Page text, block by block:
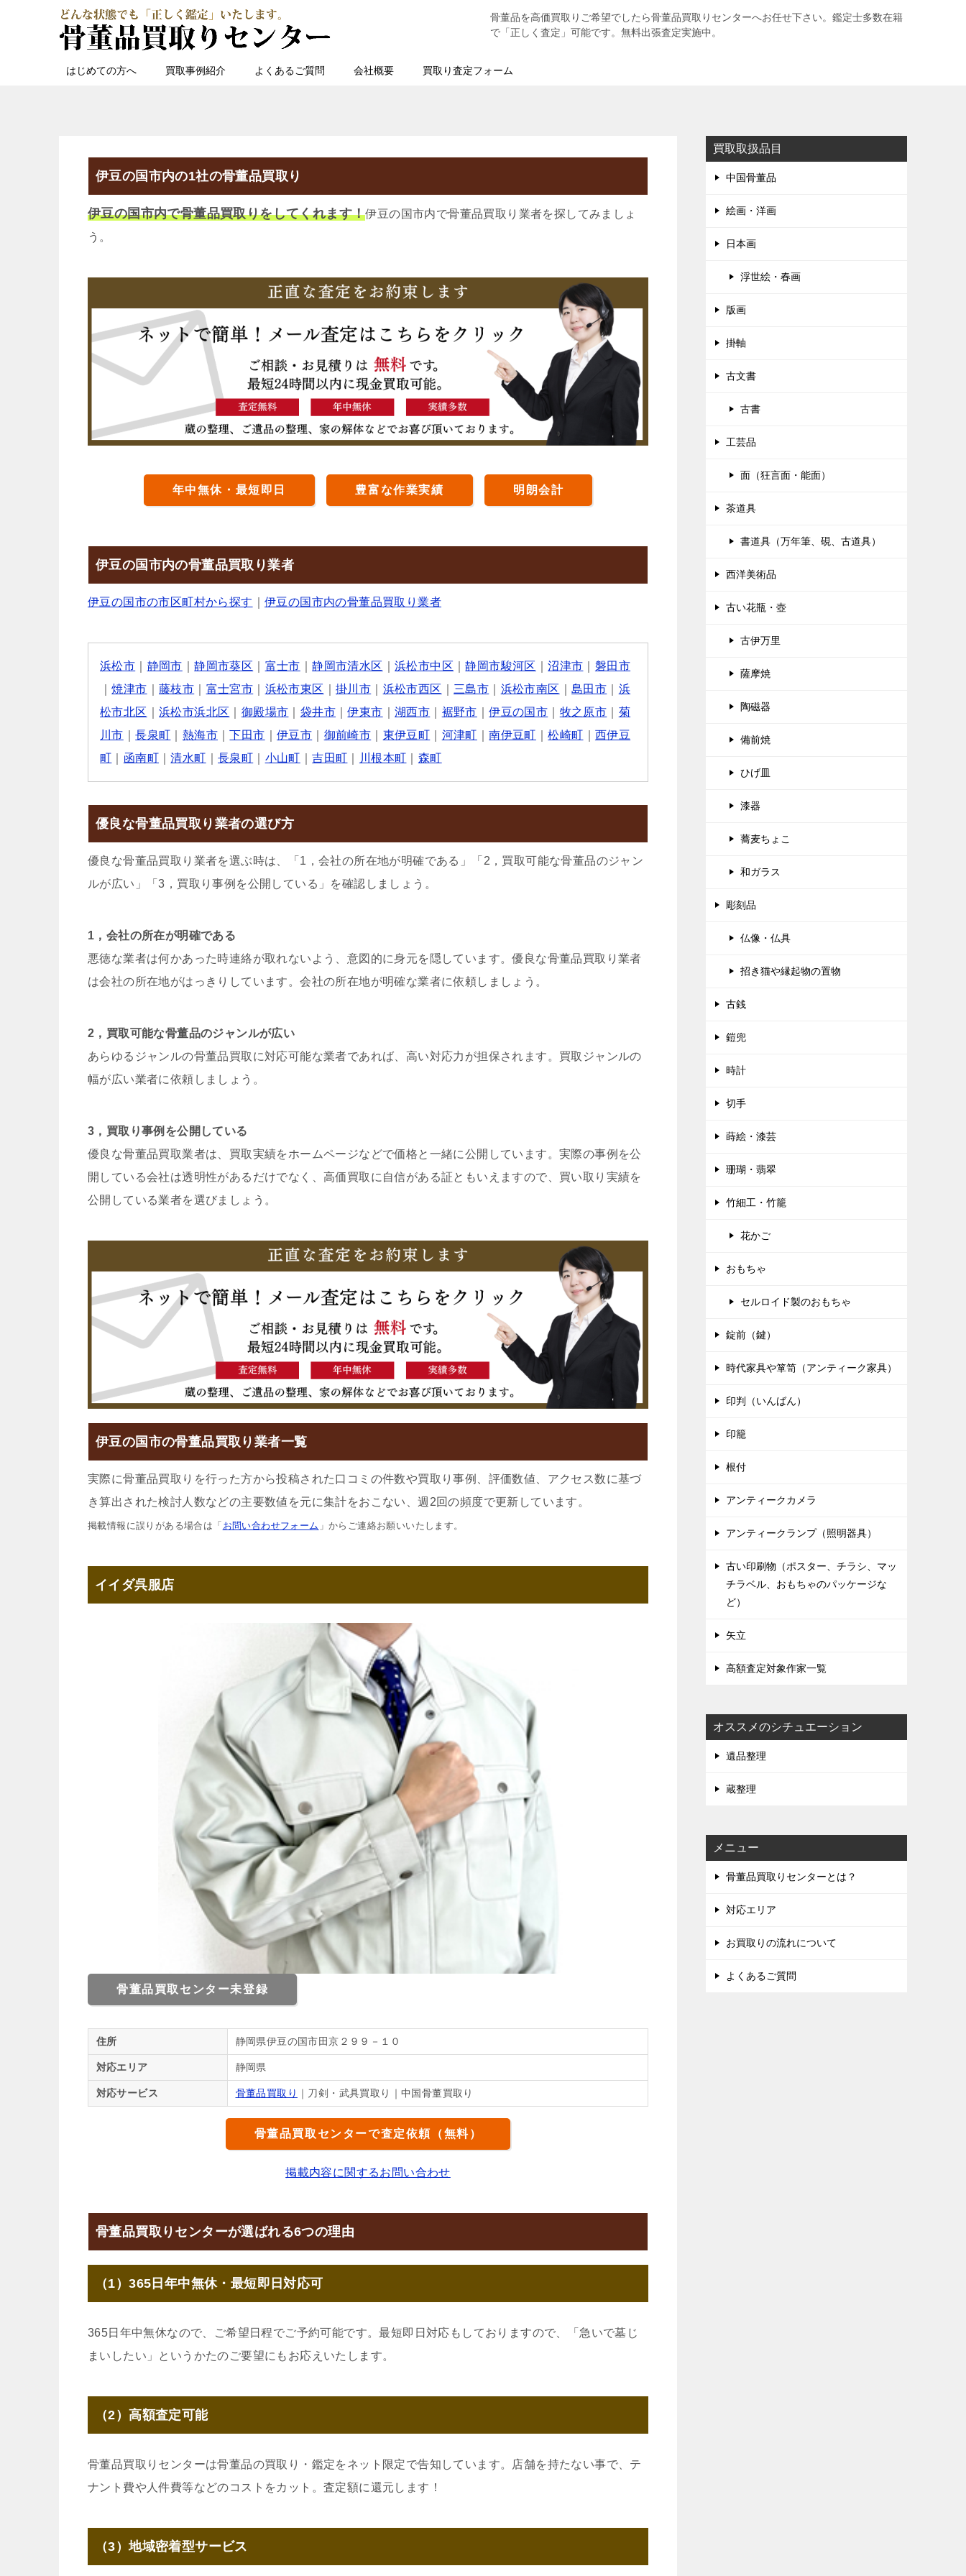
骨董品を高価買取りご希望でしたら骨董品買取りセンターへお任せ下さい。鑑定士多数在籍
で「正しく査定」可能です。無料出張査定実施中。
はじめての方へ 買取事例紹介 よくあるご質問 会社概要 買取り査定フォーム
伊豆の国市内の1社の骨董品買取り
伊豆の国市内で骨董品買取りをしてくれます！伊豆の国市内で骨董品買取り業者を探してみましょ
う。
年中無休・最短即日 豊富な作業実績 明朗会計
伊豆の国市内の骨董品買取り業者
伊豆の国市の市区町村から探す ｜伊豆の国市内の骨董品買取り業者
浜松市 静岡市 ｜静岡市葵区 富士市 ｜静岡市清水区 ｜浜松市中区 ｜静岡市駿河区 ｜沼津市
磐田市
｜焼津市 ｜藤枝市 富士宮市 浜松市東区 ｜掛川市 浜松市西区 三島市 浜松市南区 ｜島田市
浜
松市北区 ｜浜松市浜北区 御殿場市 袋井市 ｜伊東市 ｜湖西市 裾野市 ｜伊豆の国市 牧之原市
菊
川市 ｜長泉町 熱海市 ｜下田市 ｜伊豆市 御前崎市 東伊豆町 河津町 ｜南伊豆町 ｜松崎町
西伊豆
町
函南町 ｜清水町 ｜長泉町 小山町 ｜吉田町 川根本町 森町
優良な骨董品買取り業者の選び方
優良な骨董品買取り業者を選ぶ時は、「1，会社の所在地が明確である」「2，買取可能な骨董品のジャン
ルが広い」「3，買取り事例を公開している」を確認しましょう。
1，会社の所在が明確である
悪徳な業者は何かあった時連絡が取れないよう、意図的に身元を隠しています。優良な骨董品買取り業者
は会社の所在地がはっきりしています。会社の所在地が明確な業者に依頼しましょう。
2，買取可能な骨董品のジャンルが広い
あらゆるジャンルの骨董品買取に対応可能な業者であれば、高い対応力が担保されます。買取ジャンルの
幅が広い業者に依頼しましょう。
3，買取り事例を公開している
優良な骨董品買取業者は、買取実績をホームページなどで価格と一緒に公開しています。実際の事例を公
開している会社は透明性があるだけでなく、高価買取に自信がある証ともいえますので、買い取り実績を
公開している業者を選びましょう。
伊豆の国市の骨董品買取り業者一覧
実際に骨董品買取りを行った方から投稿された口コミの件数や買取り事例、評価数値、アクセス数に基づ
き算出された検討人数などの主要数値を元に集計をおこない、週2回の頻度で更新しています。
掲載情報に誤りがある場合は「 お問い合わせフォーム 」からご連絡お願いいたします。
イイダ呉服店
骨董品買取センター未登録
住所 静岡県伊豆の国市田京２９９－１０
対応エリア 静岡県
対応サービス 骨董品買取り ｜刀剣・武具買取り｜中国骨董買取り
骨董品買取センターで査定依頼（無料）
掲載内容に関するお問い合わせ
骨董品買取りセンターが選ばれる6つの理由
（1）365日年中無休・最短即日対応可
365日年中無休なので、ご希望日程でご予約可能です。最短即日対応もしておりますので、「急いで墓じ
まいしたい」というかたのご要望にもお応えいたします。
（2）高額査定可能
骨董品買取りセンターは骨董品の買取り・鑑定をネット限定で告知しています。店舗を持たない事で、テ
ナント費や人件費等などのコストをカット。査定額に還元します！
（3）地域密着型サービス
買取取扱品目
中国骨董品
絵画・洋画
日本画
浮世絵・春画
版画
掛軸
古文書
古書
工芸品
面（狂言面・能面）
茶道具
書道具（万年筆、硯、古道具）
西洋美術品
古い花瓶・壺
古伊万里
薩摩焼
陶磁器
備前焼
ひげ皿
漆器
蕎麦ちょこ
和ガラス
彫刻品
仏像・仏具
招き猫や縁起物の置物
古銭
鎧兜
時計
切手
蒔絵・漆芸
珊瑚・翡翠
竹細工・竹籠
花かご
おもちゃ
セルロイド製のおもちゃ
錠前（鍵）
時代家具や箪笥（アンティーク家具）
印判（いんばん）
印籠
根付
アンティークカメラ
アンティークランプ（照明器具）
古い印刷物（ポスター、チラシ、マッ
チラベル、おもちゃのパッケージな
ど）
矢立
高額査定対象作家一覧
オススメのシチュエーション
遺品整理
蔵整理
メニュー
骨董品買取りセンターとは？
対応エリア
お買取りの流れについて
よくあるご質問